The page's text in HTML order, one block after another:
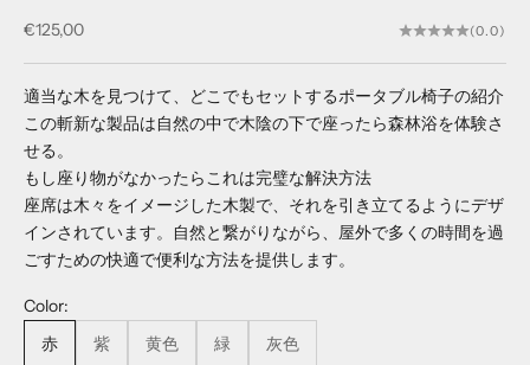
セール価格
€125,00 (0.0)
適当な木を見つけて、どこでもセットするポータブル椅子の紹介
この斬新な製品は自然の中で木陰の下で座ったら森林浴を体験さ
せる。
もし座り物がなかったらこれは完璧な解決方法
座席は木々をイメージした木製で、それを引き立てるようにデザ
インされています。自然と繋がりながら、屋外で多くの時間を過
ごすための快適で便利な方法を提供します。
Color:
赤
紫 黄色 緑 灰色